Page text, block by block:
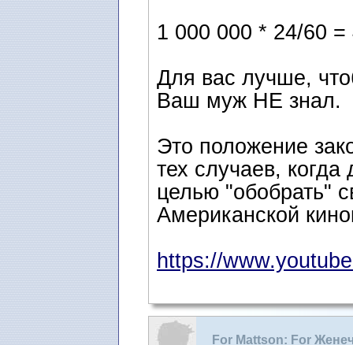
1 000 000 * 24/60
Для вас лучше,
Ваш муж НЕ знал.
Это положение
тех случаев,
целью "обобрать"
Американской
https://
For Mattson: For